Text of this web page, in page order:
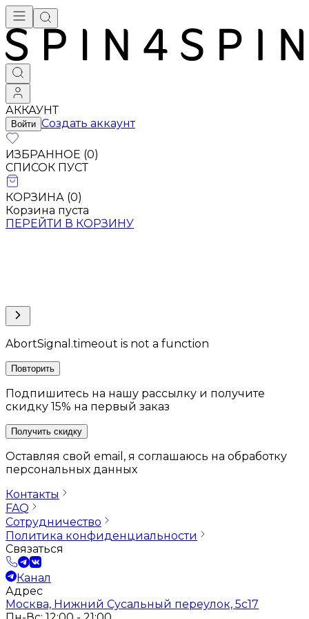
АККАУНТ
Войти Создать аккаунт
ИЗБРАННОЕ (0)
СПИСОК ПУСТ
КОРЗИНА (0)
Корзина пуста
ПЕРЕЙТИ В КОРЗИНУ
AbortSignal.timeout is not a function
Повторить
Подпишитесь на нашу рассылку и получите
скидку 15% на первый заказ
Получить скидку
Оставляя свой email, я соглашаюсь на обработку
персональных данных
Контакты
FAQ
Сотрудничество
Политика конфиденциальности
Связаться
Канал
Адрес
Москва, Нижний Сусальный переулок, 5с17